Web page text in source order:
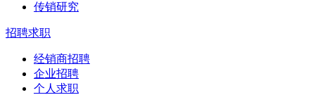
传销研究
招聘求职
经销商招聘
企业招聘
个人求职